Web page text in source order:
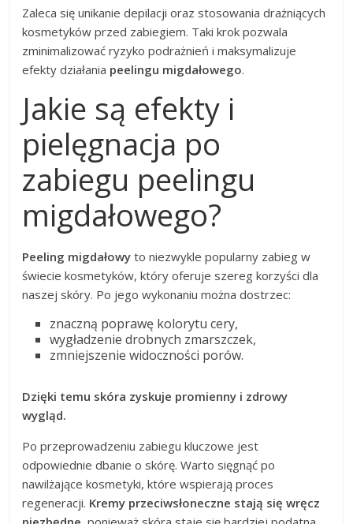
Zaleca się unikanie depilacji oraz stosowania drażniących
kosmetyków przed zabiegiem. Taki krok pozwala
zminimalizować ryzyko podrażnień i maksymalizuje
efekty działania peelingu migdałowego.
Jakie są efekty i
pielęgnacja po
zabiegu peelingu
migdałowego?
Peeling migdałowy to niezwykle popularny zabieg w
świecie kosmetyków, który oferuje szereg korzyści dla
naszej skóry. Po jego wykonaniu można dostrzec:
znaczną poprawę kolorytu cery,
wygładzenie drobnych zmarszczek,
zmniejszenie widoczności porów.
Dzięki temu skóra zyskuje promienny i zdrowy
wygląd.
Po przeprowadzeniu zabiegu kluczowe jest
odpowiednie dbanie o skórę. Warto sięgnąć po
nawilżające kosmetyki, które wspierają proces
regeneracji. Kremy przeciwsłoneczne stają się wręcz